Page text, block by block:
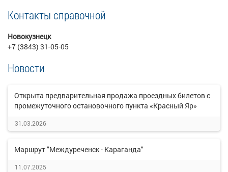
Контакты справочной
Новокузнецк
+7 (3843) 31-05-05
Новости
Открыта предварительная продажа проездных билетов с
промежуточного остановочного пункта «Красный Яр»
31.03.2026
Маршрут "Междуреченск - Караганда"
11.07.2025